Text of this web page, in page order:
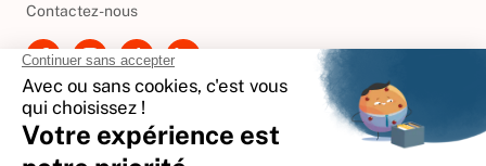
Contactez-nous
International
🇪🇸 Espagne